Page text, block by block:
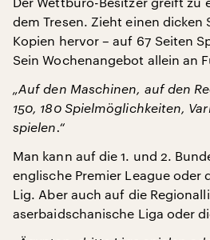
dem Tresen. Zieht einen dicken
Kopien hervor – auf 67 Seiten
Sein Wochenangebot allein an
„Auf den Maschinen, auf den
150, 180 Spielmöglichkeiten,
spielen.“
Man kann auf die 1. und 2.
englische Premier League oder
Lig. Aber auch auf die
aserbaidschanische Liga oder